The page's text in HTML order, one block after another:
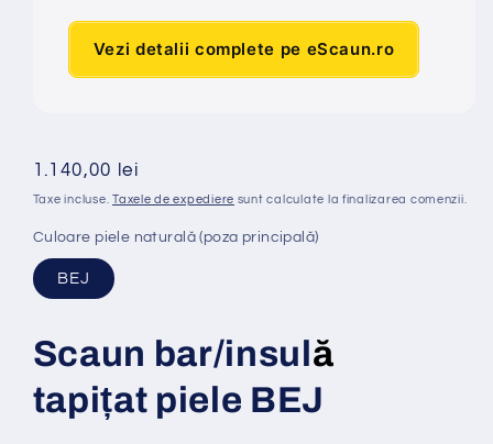
Vezi detalii complete pe eScaun.ro
Preț
obișnuit
1.140,00 lei
Taxe incluse.Taxele de expediere sunt calculate la finalizarea comenzii.
Culoare piele naturală (poza principală)
BEJ
Scaun bar/insulă
tapițat piele BEJ